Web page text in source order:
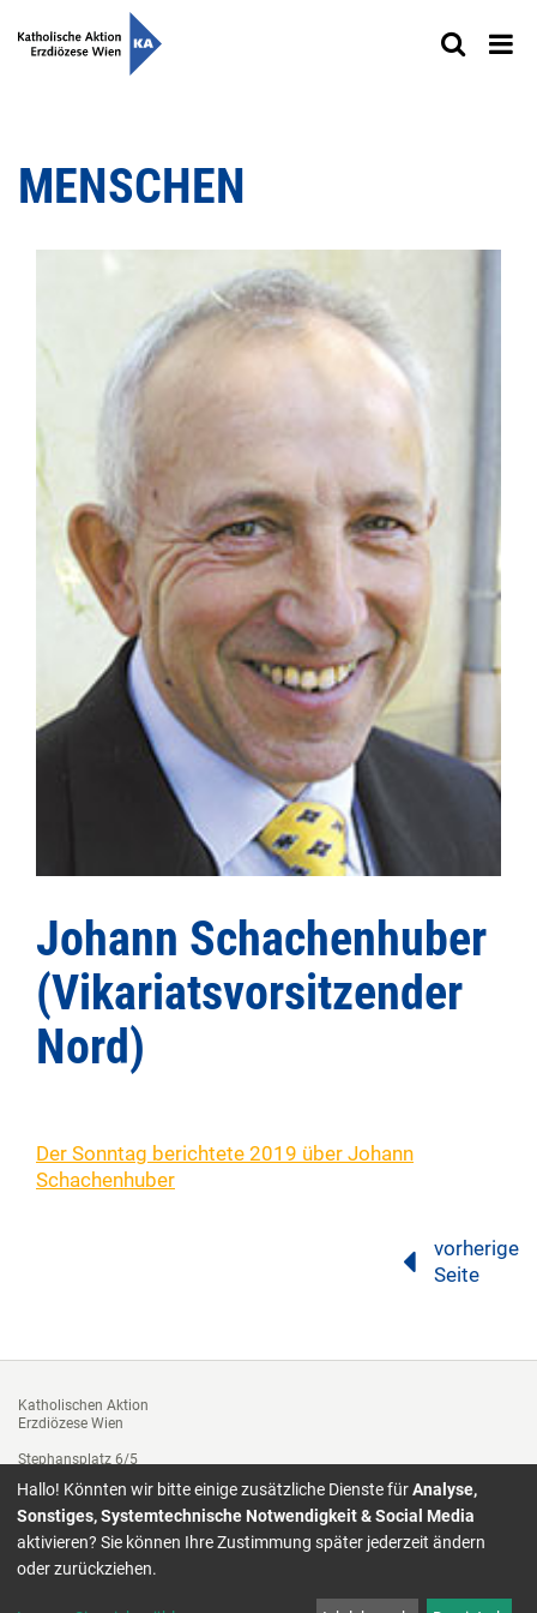
MENSCHEN
Johann Schachenhuber
(Vikariatsvorsitzender
Nord)
Der Sonntag berichtete 2019 über Johann
Schachenhuber
vorherige
Seite
Katholischen Aktion
Erzdiözese Wien
Stephansplatz 6/5
Tel. +43 1 51552-3312
Fax: 01/ 51552-3143
katholische.aktion@edw.or.at
Hallo! Könnten wir bitte einige zusätzliche Dienste fürAnalyse,
Sonstiges, Systemtechnische Notwendigkeit & Social Media
aktivieren? Sie können Ihre Zustimmung später jederzeit ändern
oder zurückziehen.